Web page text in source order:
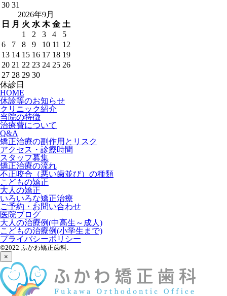
30 31
2026年9月
日
月 火 水 木 金 土
1
2 3 4
5
6
7 8 9 10 11 12
13 14 15 16 17 18 19
20 21 22 23 24 25 26
27 28 29 30
休診日
HOME
休診等のお知らせ
クリニック紹介
当院の特徴
治療費について
Q&A
矯正治療の副作用とリスク
アクセス・診療時間
スタッフ募集
矯正治療の流れ
不正咬合（悪い歯並び）の種類
こどもの矯正
大人の矯正
いろいろな矯正治療
ご予約・お問い合わせ
医院ブログ
大人の治療例(中高生～成人)
こどもの治療例(小学生まで)
プライバシーポリシー
©2022 ふかわ矯正歯科.
×